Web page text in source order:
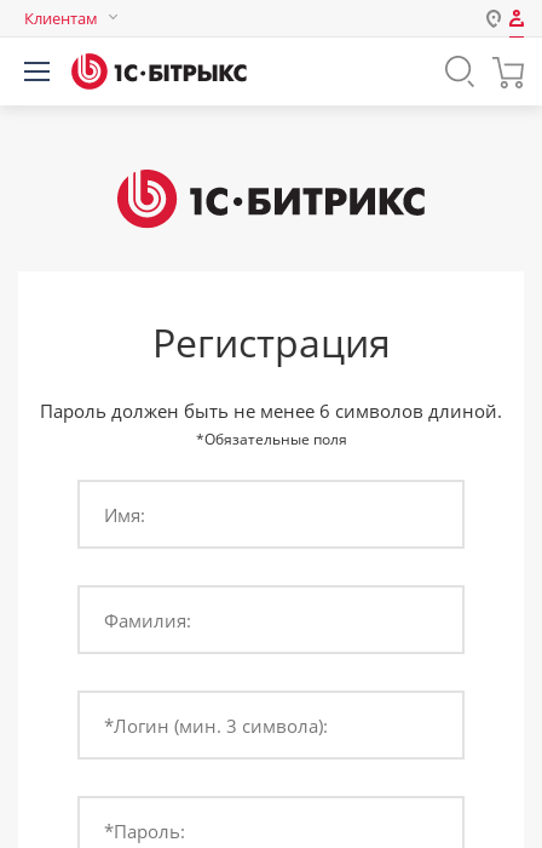
Клиентам
Авторизация
Логин
Запомнить меня на этом
компьютере
Забыли свой пароль?
Регистрация
Пароль должен быть не менее 6 символов длиной.
*Обязательные поля
Имя:
Фамилия:
*Логин (мин. 3 символа):
*Пароль: